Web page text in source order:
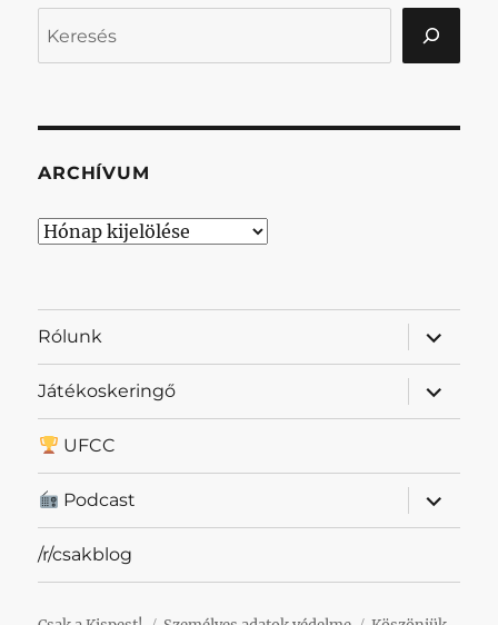
ARCHÍVUM
Archívum
Rólunk
almenü
Játékoskeringő
almenü
UFCC
Podcast
almenü
/r/csakblog